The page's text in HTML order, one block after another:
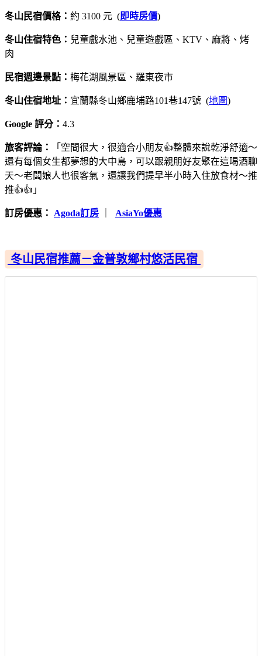
冬山民宿價格： 約 3100 元 (即時房價)
冬山住宿特色： 兒童戲水池、兒童遊戲區、KTV、麻將、烤
肉
民宿週邊景點： 梅花湖風景區、羅東夜市
冬山住宿地址： 宜蘭縣冬山鄉鹿埔路101巷147號 (地圖)
Google 評分： 4.3
旅客評論：
「空間很大，很適合小朋友👍整體來說乾淨舒適～
還有每個女生都夢想的大中島，可以跟親朋好友聚在這喝酒聊
天～老闆娘人也很客氣，還讓我們提早半小時入住放食材～推
推👍👍」
訂房優惠： Agoda訂房 AsiaYo優惠
冬山民宿推薦－金普敦鄉村悠活民宿